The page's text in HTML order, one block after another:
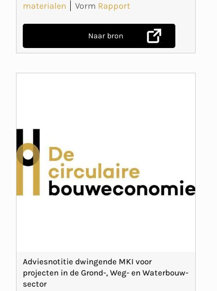
materialen
Vorm Rapport
Naar bron
Adviesnotitie dwingende MKI voor
projecten in de Grond-, Weg- en Waterbouw-
sector